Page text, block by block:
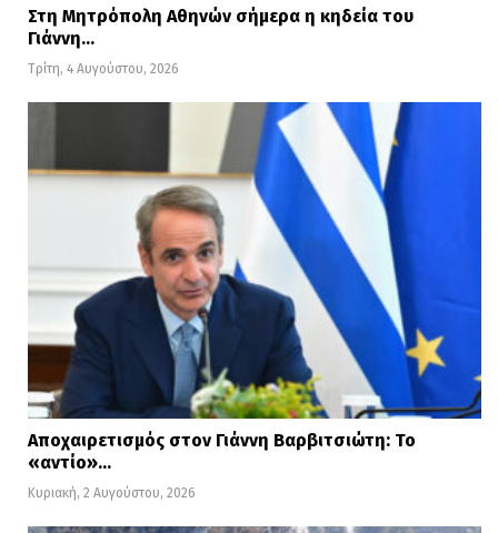
καθώς και εργαλεία επαγγελματικής
ανάπτυξης και συμβουλές για τη
συνέντευξη.
Το workenter.gr υποστηρίζει την
STAFFPRODUCTION, γνωρίζοντας
προσωπικά τα υψηλόβαθμα στελέχη της.
Στη Μητρόπολη Αθηνών σήμερα η κηδεία του
Γιάννη…
Τρίτη, 4 Αυγούστου, 2026
Αποχαιρετισμός στον Γιάννη Βαρβιτσιώτη: Το
«αντίο»…
Κυριακή, 2 Αυγούστου, 2026